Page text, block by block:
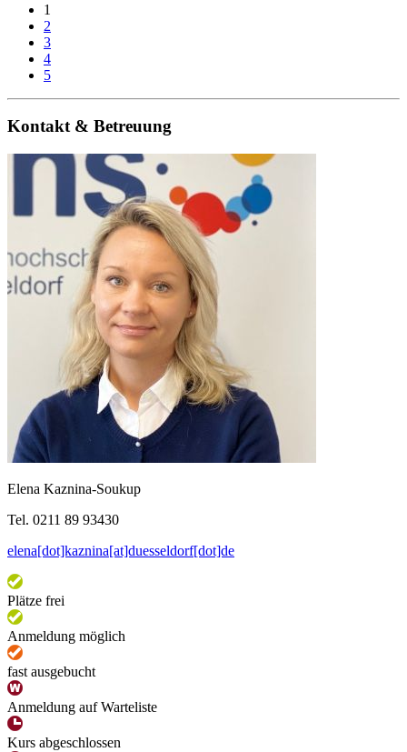
1
2
3
4
5
Kontakt & Betreuung
Elena Kaznina-Soukup
Tel. 0211 89 93430
elena[dot]kaznina[at]duesseldorf[dot]de
Plätze frei
Anmeldung möglich
fast ausgebucht
Anmeldung auf Warteliste
Kurs abgeschlossen